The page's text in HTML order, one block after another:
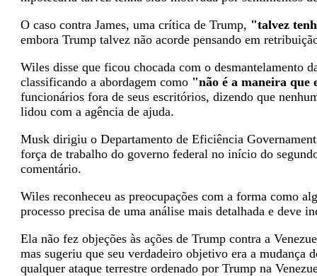
O caso contra James, uma crítica de Trump, "talvez
embora Trump talvez não acorde pensando em
Wiles disse que ficou chocada com o
classificando a abordagem como "não é a maneira que
funcionários fora de seus escritórios, dizendo que
lidou com a agência de ajuda.
Musk dirigiu o Departamento de Eficiência
força de trabalho do governo federal no início do
comentário.
Wiles reconheceu as preocupações com a forma como
processo precisa de uma análise mais detalhada e deve
Ela não fez objeções às ações de Trump contra a
mas sugeriu que seu verdadeiro objetivo era a
qualquer ataque terrestre ordenado por Trump na